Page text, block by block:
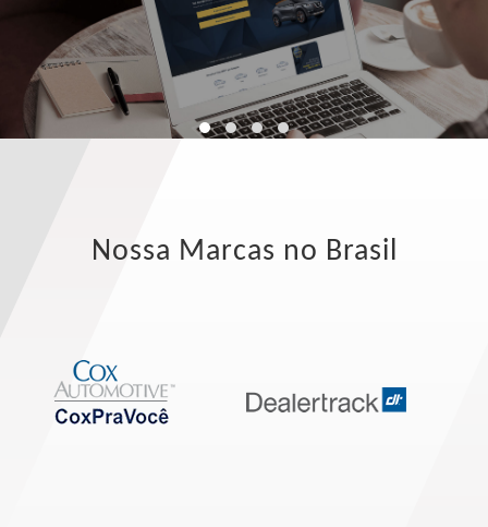
Nossa Marcas no Brasil